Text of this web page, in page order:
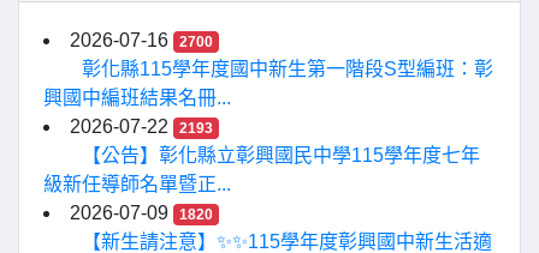
2026-07-16 2700
彰化縣115學年度國中新生第一階段S型編班：彰
興國中編班結果名冊...
2026-07-22
2193
【公告】彰化縣立彰興國民中學115學年度七年
級新任導師名單暨正...
2026-07-09
1820
【新生請注意】✨✨115學年度彰興國中新生活適